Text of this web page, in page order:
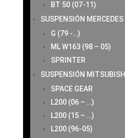
BT 50 (07-11)
SUSPENSIÓN MERCEDES
G (79 -…)
ML W163 (98 – 05)
SPRINTER
SUSPENSIÓN MITSUBISHI
SPACE GEAR
L200 (06 – …)
L200 (15 – …)
L200 (96-05)